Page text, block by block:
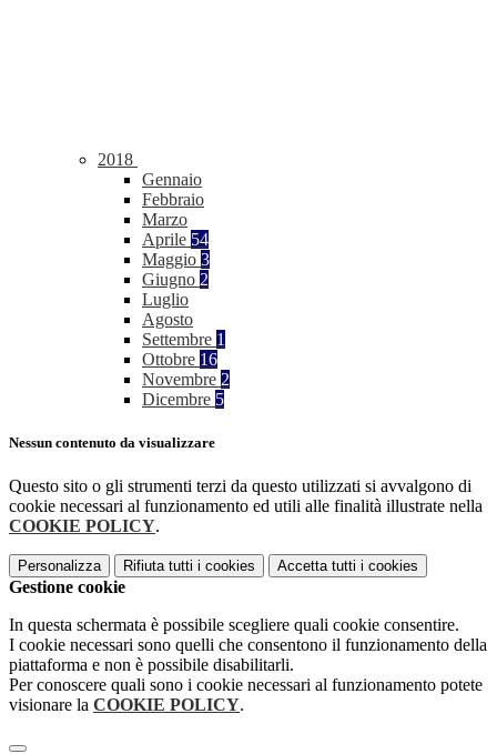
2018
Gennaio
Febbraio
Marzo
Aprile 54
Maggio 3
Giugno 2
Luglio
Agosto
Settembre 1
Ottobre 16
Novembre 2
Dicembre 5
Nessun contenuto da visualizzare
Questo sito o gli strumenti terzi da questo utilizzati si avvalgono di
cookie necessari al funzionamento ed utili alle finalità illustrate nella
COOKIE POLICY.
Personalizza Rifiuta tutti i cookies Accetta tutti i cookies
Gestione cookie
In questa schermata è possibile scegliere quali cookie consentire.
I cookie necessari sono quelli che consentono il funzionamento della
piattaforma e non è possibile disabilitarli.
Per conoscere quali sono i cookie necessari al funzionamento potete
visionare la COOKIE POLICY.